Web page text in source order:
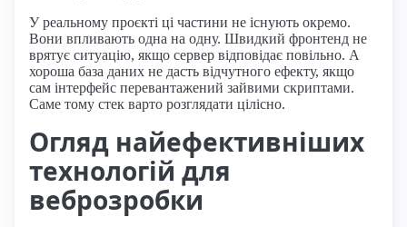
У реальному проєкті ці частини не існують окремо.
Вони впливають одна на одну. Швидкий фронтенд не
врятує ситуацію, якщо сервер відповідає повільно. А
хороша база даних не дасть відчутного ефекту, якщо
сам інтерфейс перевантажений зайвими скриптами.
Саме тому стек варто розглядати цілісно.
Огляд найефективніших
технологій для
веброзробки